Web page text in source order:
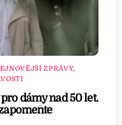
ZPRÁVY,
dámy nad 50 let.